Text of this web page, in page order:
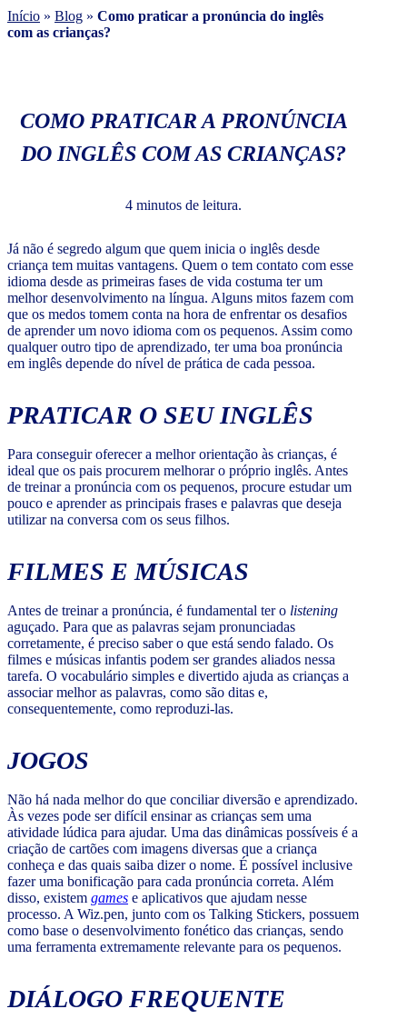
Início » Blog » Como praticar a pronúncia do inglês
com as crianças?
COMO PRATICAR A PRONÚNCIA
DO INGLÊS COM AS CRIANÇAS?
4 minutos de leitura.
Já não é segredo algum que quem inicia o inglês desde
criança tem muitas vantagens. Quem o tem contato com esse
idioma desde as primeiras fases de vida costuma ter um
melhor desenvolvimento na língua. Alguns mitos fazem com
que os medos tomem conta na hora de enfrentar os desafios
de aprender um novo idioma com os pequenos. Assim como
qualquer outro tipo de aprendizado, ter uma boa pronúncia
em inglês depende do nível de prática de cada pessoa.
PRATICAR O SEU INGLÊS
Para conseguir oferecer a melhor orientação às crianças, é
ideal que os pais procurem melhorar o próprio inglês. Antes
de treinar a pronúncia com os pequenos, procure estudar um
pouco e aprender as principais frases e palavras que deseja
utilizar na conversa com os seus filhos.
FILMES E MÚSICAS
Antes de treinar a pronúncia, é fundamental ter o listening
aguçado. Para que as palavras sejam pronunciadas
corretamente, é preciso saber o que está sendo falado. Os
filmes e músicas infantis podem ser grandes aliados nessa
tarefa. O vocabulário simples e divertido ajuda as crianças a
associar melhor as palavras, como são ditas e,
consequentemente, como reproduzi-las.
JOGOS
Não há nada melhor do que conciliar diversão e aprendizado.
Às vezes pode ser difícil ensinar as crianças sem uma
atividade lúdica para ajudar. Uma das dinâmicas possíveis é a
criação de cartões com imagens diversas que a criança
conheça e das quais saiba dizer o nome. É possível inclusive
fazer uma bonificação para cada pronúncia correta. Além
disso, existem games e aplicativos que ajudam nesse
processo. A Wiz.pen, junto com os Talking Stickers, possuem
como base o desenvolvimento fonético das crianças, sendo
uma ferramenta extremamente relevante para os pequenos.
DIÁLOGO FREQUENTE